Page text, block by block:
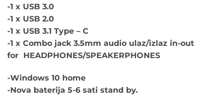
-1 x USB 3.0
-1 x USB 2.0
-1 x USB 3.1 Type – C
-1 x Combo jack 3.5mm audio ulaz/izlaz in-out
for HEADPHONES/SPEAKERPHONES
-Windows 10 home
-Nova baterija 5-6 sati stand by.